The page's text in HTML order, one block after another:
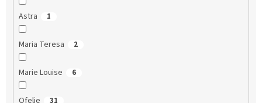
Astra 1
Maria Teresa 2
Marie Louise 6
31